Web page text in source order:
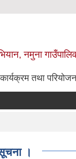
नमुना
कार्यक्रम तथा
।